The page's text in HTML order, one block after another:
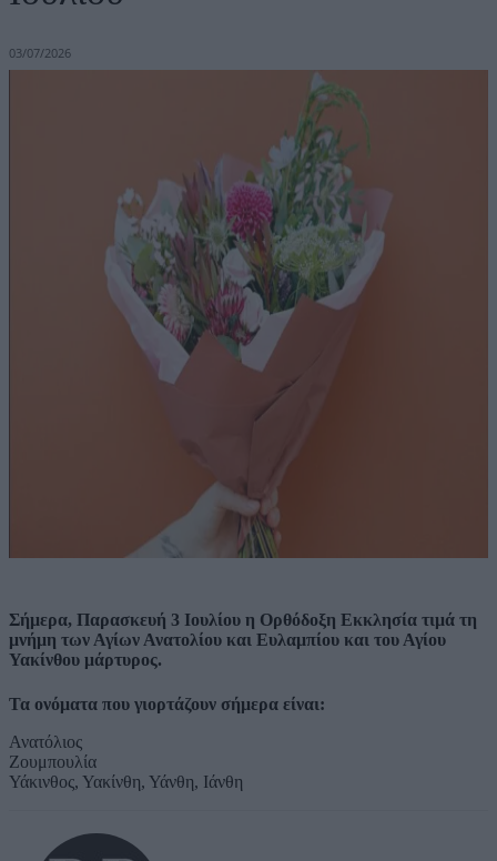
03/07/2026
Σήμερα, Παρασκευή 3 Ιουλίου η Ορθόδοξη Εκκλησία τιμά τη
μνήμη των Αγίων Ανατολίου και Ευλαμπίου και του Αγίου
Υακίνθου μάρτυρος.
Τα ονόματα που γιορτάζουν σήμερα είναι:
Ανατόλιος
Ζουμπουλία
Υάκινθος, Υακίνθη, Υάνθη, Ιάνθη